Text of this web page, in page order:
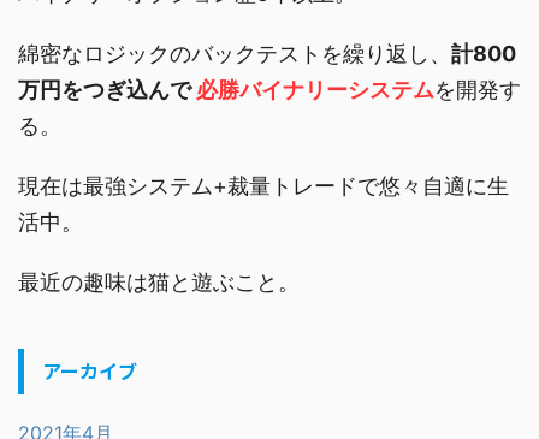
綿密なロジックのバックテストを繰り返し、 計800
万円をつぎ込んで必勝バイナリーシステムを開発す
る。
現在は最強システム+裁量トレードで悠々自適に生
活中。
最近の趣味は猫と遊ぶこと。
アーカイブ
2021年4月